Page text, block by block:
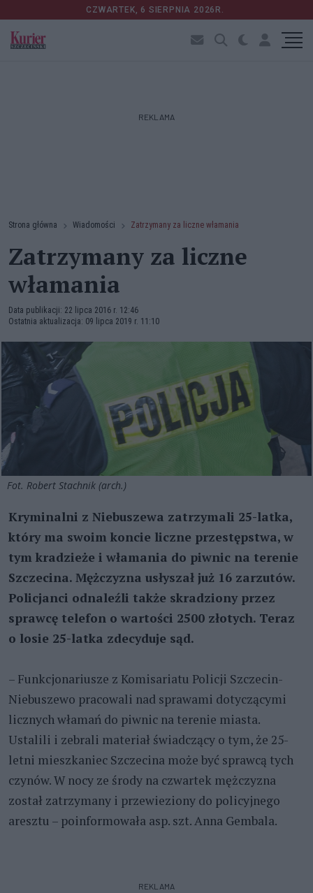
CZWARTEK, 6 SIERPNIA 2026R.
REKLAMA
Strona główna Wiadomości Zatrzymany za liczne włamania
Zatrzymany za liczne
włamania
Data publikacji: 22 lipca 2016 r. 12:46
Ostatnia aktualizacja: 09 lipca 2019 r. 11:10
Fot. Robert Stachnik (arch.)
Kryminalni z Niebuszewa zatrzymali 25-latka,
który ma swoim koncie liczne przestępstwa, w
tym kradzieże i włamania do piwnic na terenie
Szczecina. Mężczyzna usłyszał już 16 zarzutów.
Policjanci odnaleźli także skradziony przez
sprawcę telefon o wartości 2500 złotych. Teraz
o losie 25-latka zdecyduje sąd.
– Funkcjonariusze z Komisariatu Policji Szczecin-
Niebuszewo pracowali nad sprawami dotyczącymi
licznych włamań do piwnic na terenie miasta.
Ustalili i zebrali materiał świadczący o tym, że 25-
letni mieszkaniec Szczecina może być sprawcą tych
czynów. W nocy ze środy na czwartek mężczyzna
został zatrzymany i przewieziony do policyjnego
aresztu – poinformowała asp. szt. Anna Gembala.
REKLAMA